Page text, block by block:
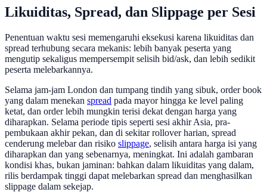
Likuiditas, Spread, dan Slippage per Sesi
Penentuan waktu sesi memengaruhi eksekusi karena likuiditas dan
spread terhubung secara mekanis: lebih banyak peserta yang
mengutip sekaligus mempersempit selisih bid/ask, dan lebih sedikit
peserta melebarkannya.
Selama jam-jam London dan tumpang tindih yang sibuk, order book
yang dalam menekan spread pada mayor hingga ke level paling
ketat, dan order lebih mungkin terisi dekat dengan harga yang
diharapkan. Selama periode tipis seperti sesi akhir Asia, pra-
pembukaan akhir pekan, dan di sekitar rollover harian, spread
cenderung melebar dan risiko slippage, selisih antara harga isi yang
diharapkan dan yang sebenarnya, meningkat. Ini adalah gambaran
kondisi khas, bukan jaminan: bahkan dalam likuiditas yang dalam,
rilis berdampak tinggi dapat melebarkan spread dan menghasilkan
slippage dalam sekejap.